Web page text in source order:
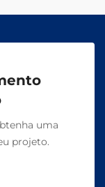
uma
projeto.